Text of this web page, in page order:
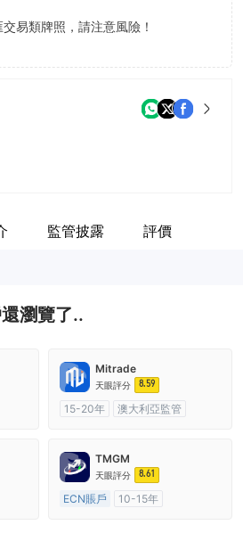
易類牌照，請注意風險！
監管披露 評價
瀏覽了..
Mitrade
天眼評分 8.59
15-20年
澳大利亞監管
TMGM
天眼評分 8.61
ECN賬戶
10-15年